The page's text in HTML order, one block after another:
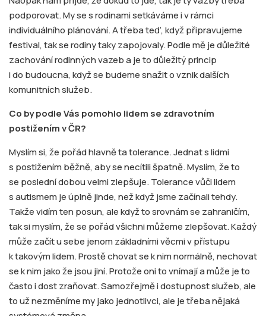
podporovat. My se s rodinami setkáváme i v rámci
individuálního plánování. A třeba teď, když připravujeme
festival, tak se rodiny taky zapojovaly. Podle mě je důležité
zachování rodinných vazeb a je to důležitý princip
i do budoucna, když se budeme snažit o vznik dalších
komunitních služeb.
Co by podle Vás pomohlo lidem se zdravotním
postižením v ČR?
Myslím si, že pořád hlavně ta tolerance. Jednat s lidmi
s postižením běžně, aby se necítili špatně. Myslím, že to
se poslední dobou velmi zlepšuje. Tolerance vůči lidem
s autismem je úplně jinde, než když jsme začínali tehdy.
Takže vidím ten posun, ale když to srovnám se zahraničím,
tak si myslím, že se pořád všichni můžeme zlepšovat. Každý
může začít u sebe jenom základními věcmi v přístupu
k takovým lidem. Prostě chovat se k nim normálně, nechovat
se k nim jako že jsou jiní. Protože oni to vnímají a může je to
často i dost zraňovat. Samozřejmě i dostupnost služeb, ale
to už nezměníme my jako jednotlivci, ale je třeba nějaká